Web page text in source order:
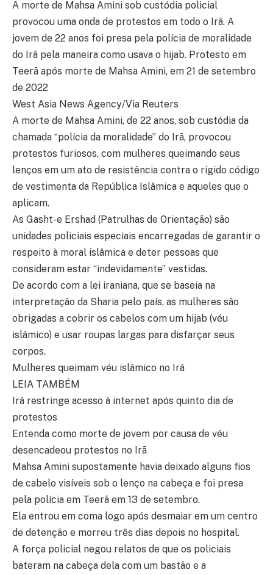
A morte de Mahsa Amini sob custódia policial
provocou uma onda de protestos em todo o Irã. A
jovem de 22 anos foi presa pela polícia de moralidade
do Irã pela maneira como usava o hijab. Protesto em
Teerã após morte de Mahsa Amini, em 21 de setembro
de 2022
West Asia News Agency/Via Reuters
A morte de Mahsa Amini, de 22 anos, sob custódia da
chamada “polícia da moralidade” do Irã, provocou
protestos furiosos, com mulheres queimando seus
lenços em um ato de resistência contra o rígido código
de vestimenta da República Islâmica e aqueles que o
aplicam.
As Gasht-e Ershad (Patrulhas de Orientação) são
unidades policiais especiais encarregadas de garantir o
respeito à moral islâmica e deter pessoas que
consideram estar “indevidamente” vestidas.
De acordo com a lei iraniana, que se baseia na
interpretação da Sharia pelo país, as mulheres são
obrigadas a cobrir os cabelos com um hijab (véu
islâmico) e usar roupas largas para disfarçar seus
corpos.
Mulheres queimam véu islâmico no Irã
LEIA TAMBÉM
Irã restringe acesso à internet após quinto dia de
protestos
Entenda como morte de jovem por causa de véu
desencadeou protestos no Irã
Mahsa Amini supostamente havia deixado alguns fios
de cabelo visíveis sob o lenço na cabeça e foi presa
pela polícia em Teerã em 13 de setembro.
Ela entrou em coma logo após desmaiar em um centro
de detenção e morreu três dias depois no hospital.
A força policial negou relatos de que os policiais
bateram na cabeça dela com um bastão e a